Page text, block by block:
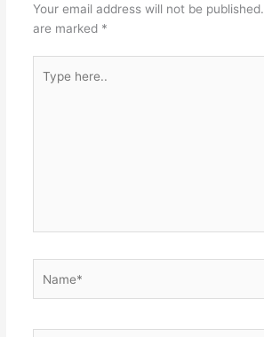
Your email address will not be published.
are marked *
here..